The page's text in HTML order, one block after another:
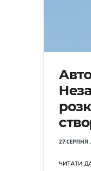
27 СЕРПНЯ
ЧИТАТИ